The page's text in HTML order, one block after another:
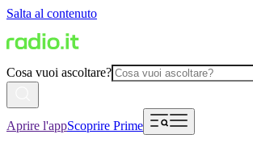
Salta al contenuto
Cosa vuoi ascoltare?
Aprire l'appScoprire Prime